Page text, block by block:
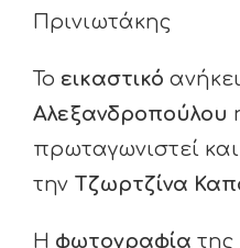
Πρινιωτάκης
Το εικαστικό
Αλεξανδροπούλου
πρωταγωνιστεί
την Τζωρτζίνα
Η φωτογραφία της